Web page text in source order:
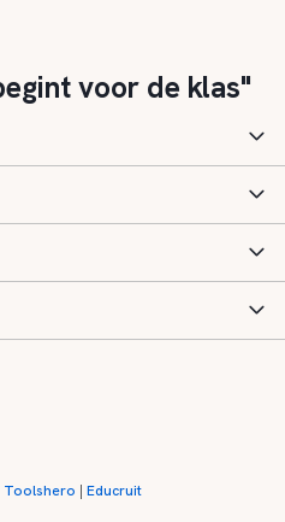
voor de klas"
Toolshero |Educruit